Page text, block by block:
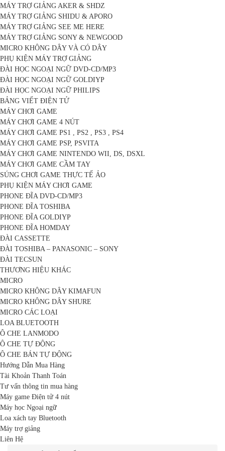
MÁY TRỢ GIẢNG AKER & SHDZ
MÁY TRỢ GIẢNG SHIDU & APORO
MÁY TRỢ GIẢNG SEE ME HERE
MÁY TRỢ GIẢNG SONY & NEWGOOD
MICRO KHÔNG DÂY VÀ CÓ DÂY
PHỤ KIỆN MÁY TRỢ GIẢNG
ĐÀI HỌC NGOẠI NGỮ DVD-CD/MP3
ĐÀI HỌC NGOẠI NGỮ GOLDIYP
ĐÀI HỌC NGOẠI NGỮ PHILIPS
BẢNG VIẾT ĐIỆN TỬ
MÁY CHƠI GAME
MÁY CHƠI GAME 4 NÚT
MÁY CHƠI GAME PS1 , PS2 , PS3 , PS4
MÁY CHƠI GAME PSP, PSVITA
MÁY CHƠI GAME NINTENDO WII, DS, DSXL
MÁY CHƠI GAME CẦM TAY
SÚNG CHƠI GAME THỰC TẾ ẢO
PHỤ KIỆN MÁY CHƠI GAME
PHONE ĐĨA DVD-CD/MP3
PHONE ĐĨA TOSHIBA
PHONE ĐĨA GOLDIYP
PHONE ĐĨA HOMDAY
ĐÀI CASSETTE
ĐÀI TOSHIBA – PANASONIC – SONY
ĐÀI TECSUN
THƯƠNG HIỆU KHÁC
MICRO
MICRO KHÔNG DÂY KIMAFUN
MICRO KHÔNG DÂY SHURE
MICRO CÁC LOẠI
LOA BLUETOOTH
Ô CHE LANMODO
Ô CHE TỰ ĐỘNG
Ô CHE BÁN TỰ ĐỘNG
Hướng Dẫn Mua Hàng
Tài Khoản Thanh Toán
Tư vấn thông tin mua hàng
Máy game Điện tử 4 nút
Máy học Ngoại ngữ
Loa xách tay Bluetooth
Máy trợ giảng
Liên Hệ